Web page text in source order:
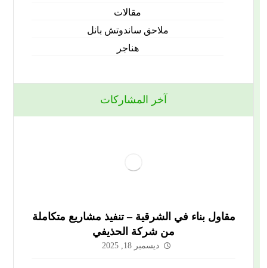
مقالات
ملاحق ساندوتش بانل
هناجر
آخر المشاركات
مقاول بناء في الشرقية – تنفيذ مشاريع متكاملة
من شركة الحذيفي
ديسمبر 18, 2025